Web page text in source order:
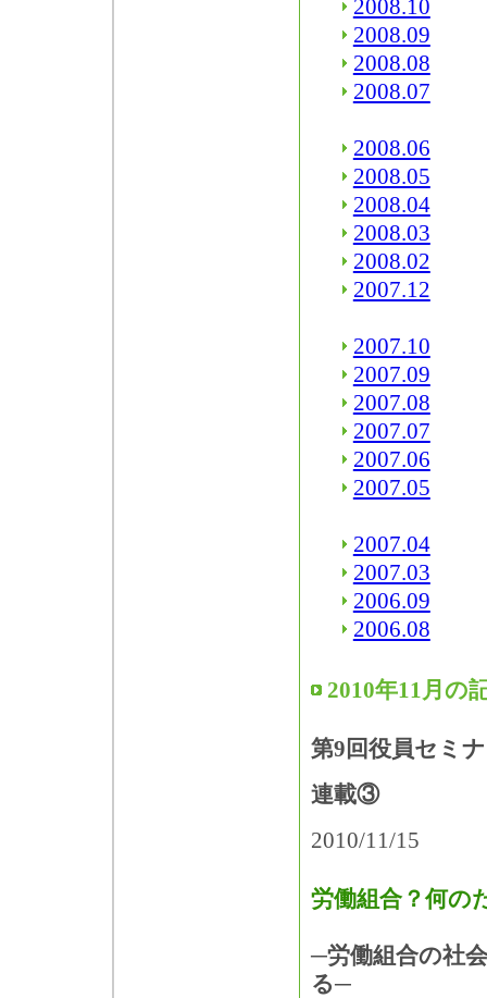
2008.10
2008.09
2008.08
2008.07
2008.06
2008.05
2008.04
2008.03
2008.02
2007.12
2007.10
2007.09
2007.08
2007.07
2007.06
2007.05
2007.04
2007.03
2006.09
2006.08
2010年11月の
第9回役員セミ
連載③
2010/11/15
労働組合？何の
─労働組合の社
る─